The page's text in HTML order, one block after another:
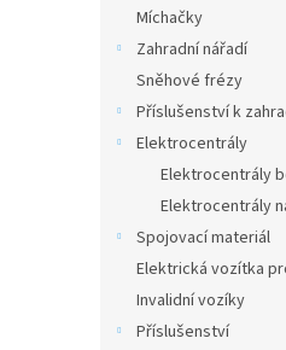
Míchačky
Zahradní nářadí
Sněhové frézy
Příslušenství k
Elektrocentrály
Elektrocentrály
Elektrocentrály
Spojovací materiál
Elektrická vozítka
Invalidní vozíky
Příslušenství